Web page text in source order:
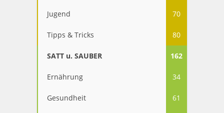
Jugend 70
Tipps & Tricks 80
SATT u. SAUBER 162
Ernährung 34
Gesundheit 61